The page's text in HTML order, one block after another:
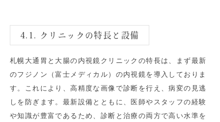
4.1. クリニックの特長と設備
札幌大通胃と大腸の内視鏡クリニックの特長は、まず最新
のフジノン（富士メディカル）の内視鏡を導入しておりま
す。これにより、高精度な画像で診断を行え、病変の見逃
しを防ぎます。最新設備とともに、医師やスタッフの経験
や知識が豊富であるため、診断と治療の両方で高い水準を